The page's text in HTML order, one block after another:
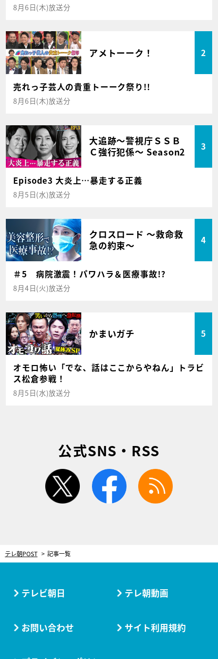
8月6日(木)放送分
アメトーーク！ 2
売れっ子芸人の貴重トーーク祭り!!
8月6日(木)放送分
大追跡～警視庁ＳＳＢ
Ｃ強行犯係～ Season2
3
Episode3 大炎上…暴走する正義
8月5日(水)放送分
クロスロード ～救命救
急の約束～
4
＃5 病院激震！パワハラ＆医療事故!?
8月4日(火)放送分
かまいガチ 5
オモロ怖い「でな、話はここからやねん」トラビ
ス松倉参戦！
8月5日(水)放送分
公式SNS・RSS
twitter facebook
テレ朝POST 記事一覧
テレビ朝日 テレ朝動画
お問い合わせ サイト利用規約